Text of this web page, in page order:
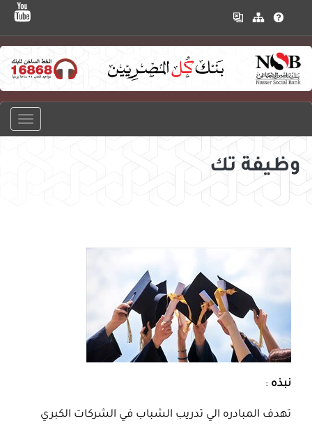
وظيفة تك
نبذه :
تهدف المبادره الي تدريب الشباب في الشركات الكبري